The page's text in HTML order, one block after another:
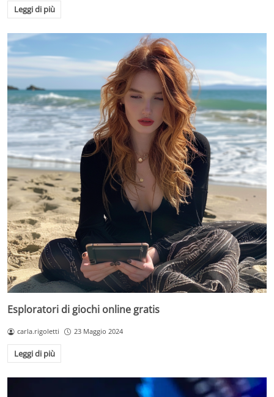
Leggi di più
Esploratori di giochi online gratis
carla.rigoletti 23 Maggio 2024
Leggi di più